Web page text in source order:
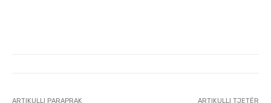
ARTIKULLI PARAPRAK ARTIKULLI TJETËR